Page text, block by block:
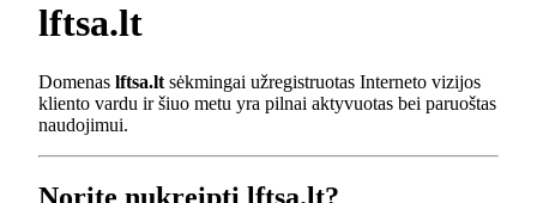
lftsa.lt
Domenas lftsa.lt sėkmingai užregistruotas Interneto vizijos
kliento vardu ir šiuo metu yra pilnai aktyvuotas bei paruoštas
naudojimui.
Norite nukreipti lftsa.lt?